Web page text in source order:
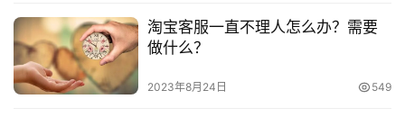
宝
分
享
4.申请成功之后，我们就会收到淘宝的提示，说这
个产品他是要在24个小时之后才能生效，接下来我们要做
的过程就是默默的等保证金现在我们的店铺中就可以了。
淘宝客服一直不理人怎么办？需要
做什么？
2023年8月24日 549